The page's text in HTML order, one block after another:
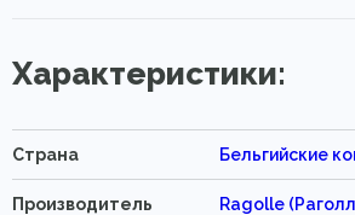
Характеристики:
Страна Бельгийские
Производитель Ragolle